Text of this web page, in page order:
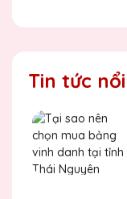
Tin tức